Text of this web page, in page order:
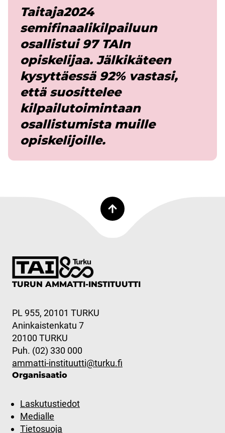
Taitaja2024
semifinaalikilpailuun
osallistui 97 TAIn
opiskelijaa. Jälkikäteen
kysyttäessä 92% vastasi,
että suosittelee
kilpailutoimintaan
osallistumista muille
opiskelijoille.
TURUN AMMATTI-INSTITUUTTI
PL 955, 20101 TURKU
Aninkaistenkatu 7
20100 TURKU
Puh. (02) 330 000
ammatti-instituutti@turku.fi
Organisaatio
Laskutustiedot
Medialle
Tietosuoja